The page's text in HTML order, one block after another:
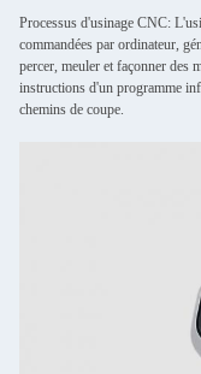
Processus d'usinage CNC:
commandées par ordinateur,
percer, meuler et façonner des
instructions d'un programme
chemins de coupe.